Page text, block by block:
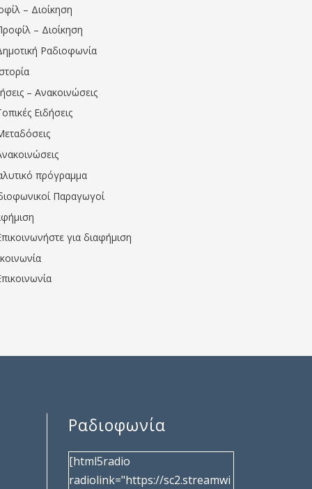
– Διοίκηση
– Διοίκηση
Ραδιοφωνία
– Ανακοινώσεις
Ειδήσεις
πρόγραμμα
Παραγωγοί
για διαφήμιση
Ραδιοφωνία
[html5radio
radiolink="https://sc2.streamwi